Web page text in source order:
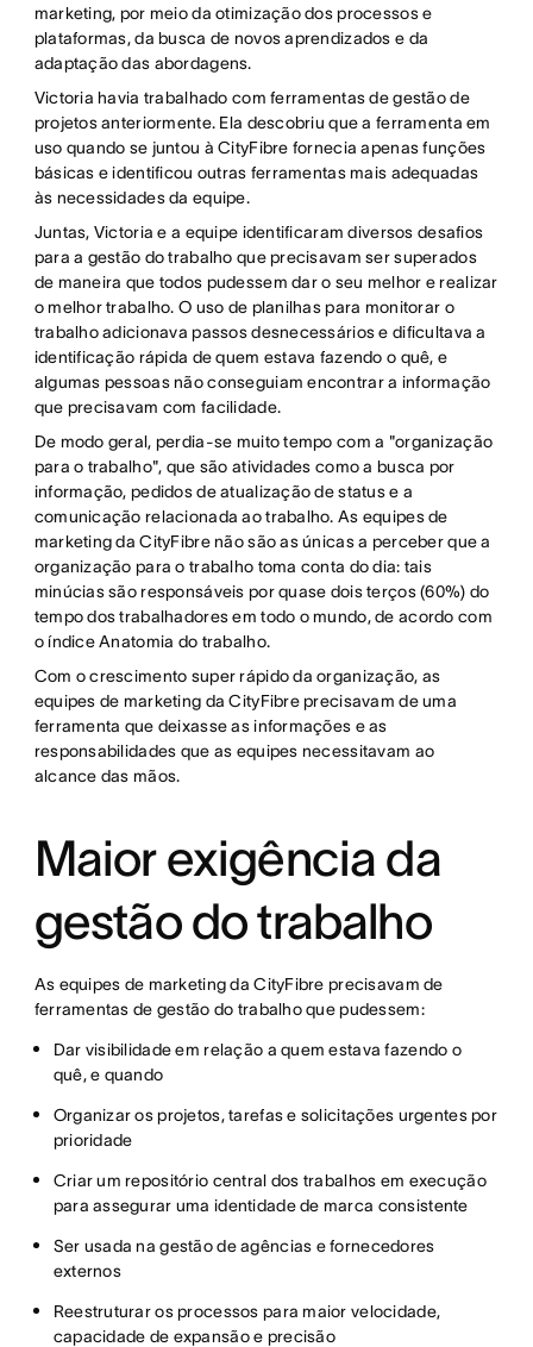
marketing, por meio da otimização dos processos e
plataformas, da busca de novos aprendizados e da
adaptação das abordagens.
Victoria havia trabalhado com ferramentas de gestão de
projetos anteriormente. Ela descobriu que a ferramenta em
uso quando se juntou à CityFibre fornecia apenas funções
básicas e identificou outras ferramentas mais adequadas
às necessidades da equipe.
Juntas, Victoria e a equipe identificaram diversos desafios
para a gestão do trabalho que precisavam ser superados
de maneira que todos pudessem dar o seu melhor e realizar
o melhor trabalho. O uso de planilhas para monitorar o
trabalho adicionava passos desnecessários e dificultava a
identificação rápida de quem estava fazendo o quê, e
algumas pessoas não conseguiam encontrar a informação
que precisavam com facilidade.
De modo geral, perdia-se muito tempo com a "organização
para o trabalho", que são atividades como a busca por
informação, pedidos de atualização de status e a
comunicação relacionada ao trabalho. As equipes de
marketing da CityFibre não são as únicas a perceber que a
organização para o trabalho toma conta do dia: tais
minúcias são responsáveis por quase dois terços (60%) do
tempo dos trabalhadores em todo o mundo, de acordo com
o índice Anatomia do trabalho.
Com o crescimento super rápido da organização, as
equipes de marketing da CityFibre precisavam de uma
ferramenta que deixasse as informações e as
responsabilidades que as equipes necessitavam ao
alcance das mãos.
Maior exigência da
gestão do trabalho
As equipes de marketing da CityFibre precisavam de
ferramentas de gestão do trabalho que pudessem:
Dar visibilidade em relação a quem estava fazendo o
quê, e quando
Organizar os projetos, tarefas e solicitações urgentes por
prioridade
Criar um repositório central dos trabalhos em execução
para assegurar uma identidade de marca consistente
Ser usada na gestão de agências e fornecedores
externos
Reestruturar os processos para maior velocidade,
capacidade de expansão e precisão